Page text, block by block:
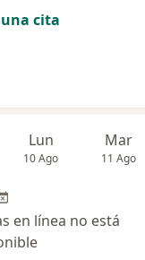
cita
Lun
10 Ago
Mar
11 Ago
en línea no está